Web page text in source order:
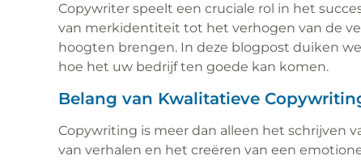
Copywriter speelt een cruciale rol in het
van merkidentiteit tot het verhogen van de
hoogten brengen. In deze blogpost duiken
hoe het uw bedrijf ten goede kan komen.
Belang van Kwalitatieve
Copywriting is meer dan alleen het schrijven
van verhalen en het creëren van een